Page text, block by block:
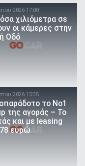
2026 17:00
χιλιόμετρα σε
οι κάμερες στην
Οδό
2026 15:38
το Νο1
της αγοράς – Το
και με leasing
ευρώ